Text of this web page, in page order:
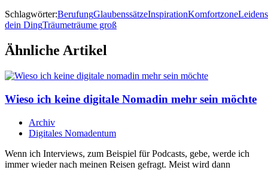
Schlagwörter:BerufungGlaubenssätzeInspirationKomfortzone
dein DingTräumeträume groß
Ähnliche Artikel
Wieso ich keine digitale Nomadin mehr sein möchte
Archiv
Digitales Nomadentum
Wenn ich Interviews, zum Beispiel für Podcasts, gebe, werde ich
immer wieder nach meinen Reisen gefragt. Meist wird dann